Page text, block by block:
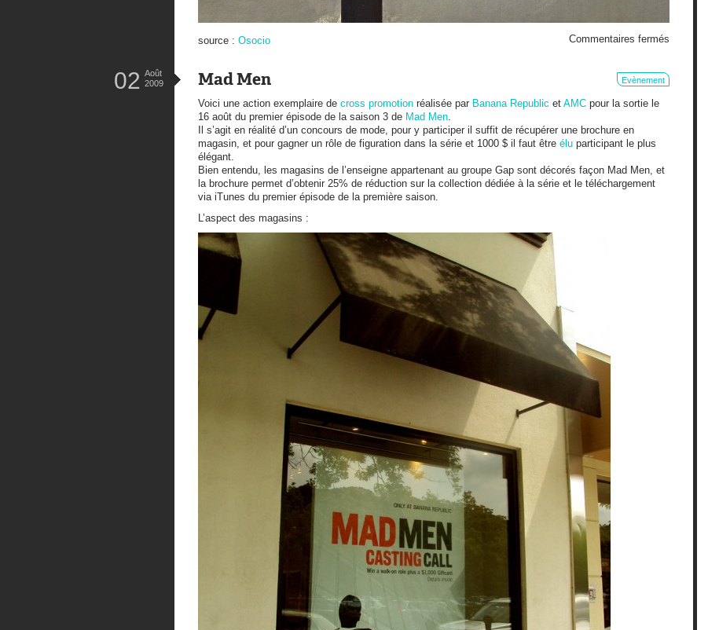
source : Osocio Commentaires fermés
recycle
Mad Men Evènement
02 Août
2009
Voici une action exemplaire de cross promotion réalisée par Banana Republic et AMC pour la sortie le
16 août du premier épisode de la saison 3 de Mad Men
Il s’agit en réalité d’un concours de mode, pour y participer il suffit de récupérer une brochure en
magasin, et pour gagner un rôle de figuration dans la série et 1000 $ il faut être élu participant le plus
élégant.
Bien entendu, les magasins de l’enseigne appartenant au groupe Gap sont décorés façon Mad Men, et
la brochure permet d’obtenir 25% de réduction sur la collection dédiée à la série et le téléchargement
via iTunes du premier épisode de la première saison.
L’aspect des magasins :